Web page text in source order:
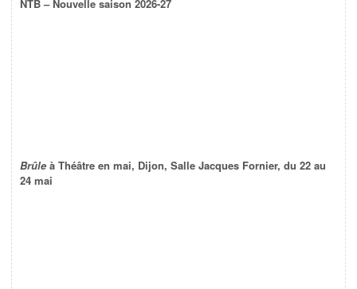
NTB – Nouvelle saison 2026-27
Brûle à Théâtre en mai, Dijon, Salle Jacques Fornier, du 22 au
24 mai